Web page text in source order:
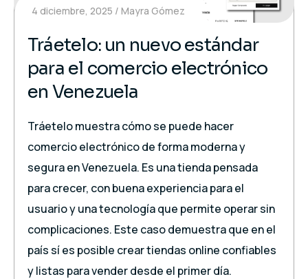
4 diciembre, 2025 Mayra Gómez
Tráetelo: un nuevo estándar
para el comercio electrónico
en Venezuela
Tráetelo muestra cómo se puede hacer
comercio electrónico de forma moderna y
segura en Venezuela. Es una tienda pensada
para crecer, con buena experiencia para el
usuario y una tecnología que permite operar sin
complicaciones. Este caso demuestra que en el
país sí es posible crear tiendas online confiables
y listas para vender desde el primer día.